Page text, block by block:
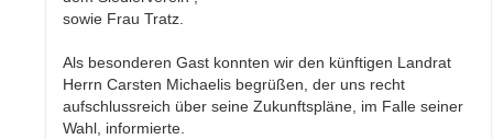
sowie Frau Tratz.
Als besonderen Gast konnten wir den künftigen Landrat
Herrn Carsten Michaelis begrüßen, der uns recht
aufschlussreich über seine Zukunftspläne, im Falle seiner
Wahl, informierte.